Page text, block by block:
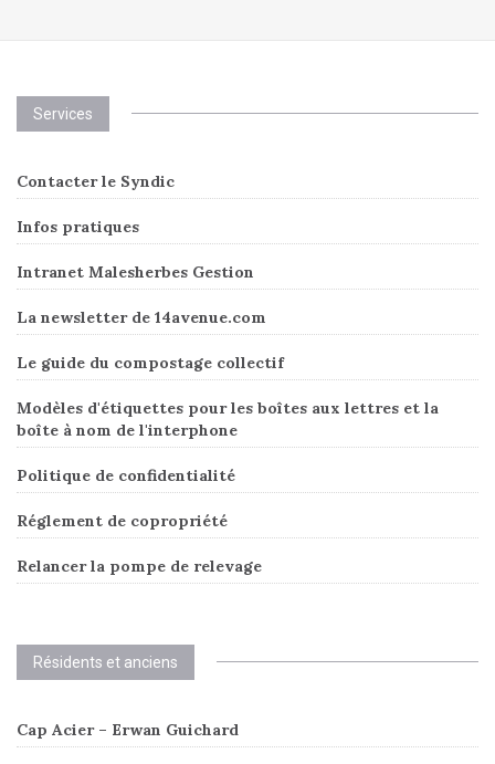
Services
Contacter le Syndic
Infos pratiques
Intranet Malesherbes Gestion
La newsletter de 14avenue.com
Le guide du compostage collectif
Modèles d'étiquettes pour les boîtes aux lettres et la
boîte à nom de l'interphone
Politique de confidentialité
Réglement de copropriété
Relancer la pompe de relevage
Résidents et anciens
Cap Acier – Erwan Guichard